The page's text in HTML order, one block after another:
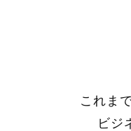
これま
ビジ